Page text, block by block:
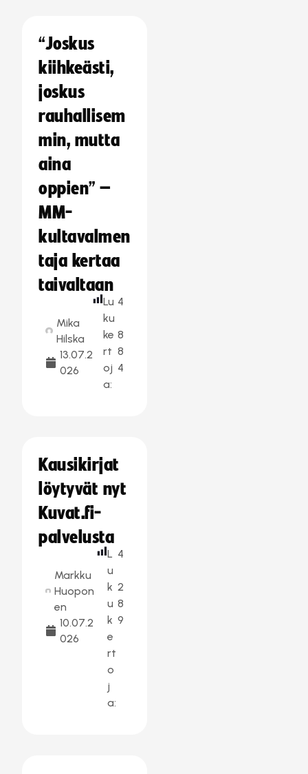
“Joskus
kiihkeästi,
joskus
rauhallisem
min, mutta
aina
oppien” –
MM-
kultavalmen
taja kertaa
taivaltaan
Mika
Hilska
13.07.2
026
Lu
ku
ke
rt
oj
a:
4
8
8
4
Kausikirjat
löytyvät nyt
Kuvat.fi-
palvelusta
Markku
Huopon
en
10.07.2
026
L
u
k
u
k
e
rt
o
j
a:
4
2
8
9